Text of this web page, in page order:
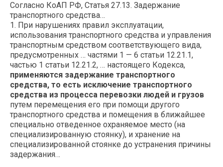
Согласно КоАП РФ, Статья 27.13. Задержание
транспортного средства…
1. При нарушениях правил эксплуатации,
использования транспортного средства и управления
транспортным средством соответствующего вида,
предусмотренных … частями 1 — 6 статьи 12.21.1,
частью 1 статьи 12.21.2, … настоящего Кодекса,
применяются задержание транспортного
средства, то есть исключение транспортного
средства из процесса перевозки людей и грузов
путем перемещения его при помощи другого
транспортного средства и помещения в ближайшее
специально отведенное охраняемое место (на
специализированную стоянку), и хранение на
специализированной стоянке до устранения причины
задержания…